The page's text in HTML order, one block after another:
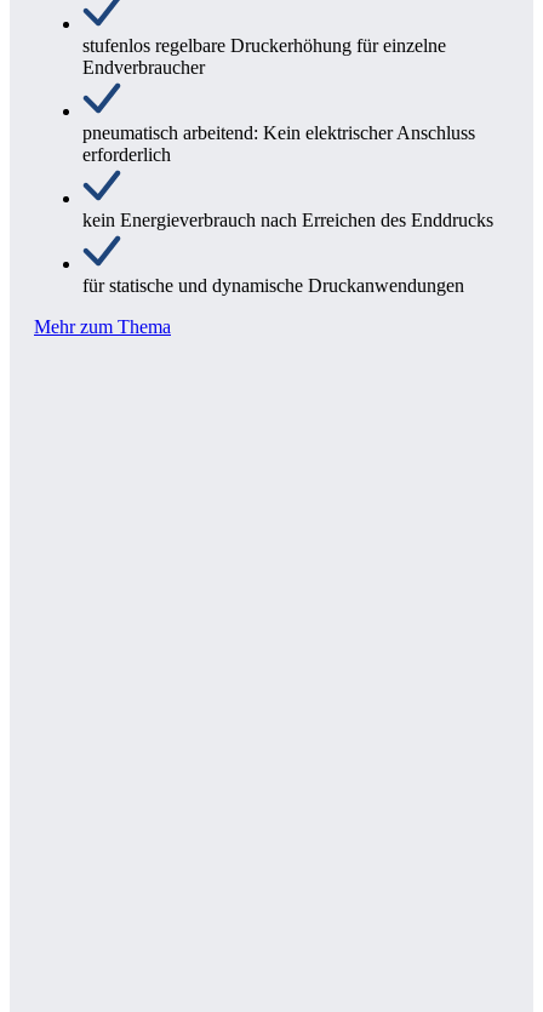
stufenlos regelbare Druckerhöhung für einzelne
Endverbraucher
pneumatisch arbeitend: Kein elektrischer Anschluss
erforderlich
kein Energieverbrauch nach Erreichen des Enddrucks
für statische und dynamische Druckanwendungen
Mehr zum Thema